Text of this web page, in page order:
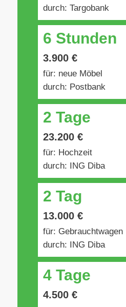
durch: Targobank
6 Stunden
3.900 €
für: neue Möbel
durch: Postbank
2 Tage
23.200 €
für: Hochzeit
durch: ING Diba
2 Tag
13.000 €
für: Gebrauchtwagen
durch: ING Diba
4 Tage
4.500 €